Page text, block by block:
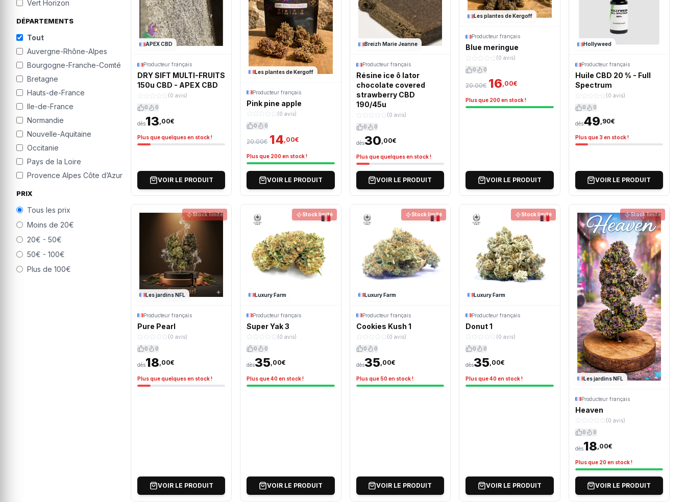
Vert Horizon
DÉPARTEMENTS
Tout
Auvergne-Rhône-Alpes
Bourgogne-Franche-Comté
Bretagne
Hauts-de-France
Ile-de-France
Normandie
Nouvelle-Aquitaine
Occitanie
Pays de la Loire
Provence Alpes Côte d’Azur
PRIX
Tous les prix
Moins de 20€
20€ - 50€
50€ - 100€
Plus de 100€
APEX CBD
Producteur français
DRY SIFT MULTI-FRUITS
150u CBD - APEX CBD
(0 avis)
0
0
dès13,00€
Plus que quelques en stock !
VOIR LE PRODUIT
Les plantes de Kergoff
Producteur français
Pink pine apple
(0 avis)
0
0
20.00€ 14 ,00€
Plus que 200 en stock !
VOIR LE PRODUIT
Breizh Marie Jeanne
Producteur français
Résine ice ô lator
chocolate covered
strawberry CBD
190/45u
(0 avis)
0
0
dès30,00€
Plus que quelques en stock !
VOIR LE PRODUIT
Les plantes de Kergoff
Producteur français
Blue meringue
(0 avis)
0
0
20.00€ 16,00€
Plus que 200 en stock !
VOIR LE PRODUIT
Hollyweed
Producteur français
Huile CBD 20 % - Full
Spectrum
(0 avis)
0
0
dès49,90€
Plus que 3 en stock !
VOIR LE PRODUIT
Stock limité
Les jardins NFL
Producteur français
Pure Pearl
(0 avis)
0
0
dès18 ,00€
Plus que quelques en stock !
VOIR LE PRODUIT
Stock limité
Luxury Farm
Producteur français
Super Yak 3
(0 avis)
0
0
dès35 ,00€
Plus que 40 en stock !
VOIR LE PRODUIT
Stock limité
Luxury Farm
Producteur français
Cookies Kush 1
(0 avis)
0
0
dès35,00€
Plus que 50 en stock !
VOIR LE PRODUIT
Stock limité
Luxury Farm
Producteur français
Donut 1
(0 avis)
0
0
dès35 ,00€
Plus que 40 en stock !
VOIR LE PRODUIT
Stock limité
Les jardins NFL
Producteur français
Heaven
(0 avis)
0
0
dès18 ,00€
Plus que 20 en stock !
VOIR LE PRODUIT